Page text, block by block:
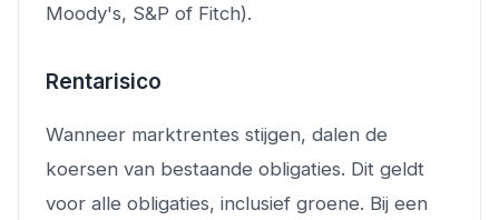
Moody's, S&P of Fitch).
Rentarisico
Wanneer marktrentes stijgen, dalen de
koersen van bestaande obligaties. Dit geldt
voor alle obligaties, inclusief groene. Bij een